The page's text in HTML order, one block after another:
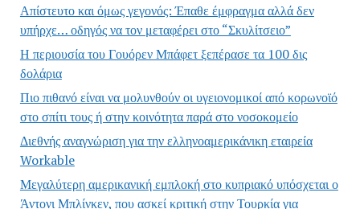
Απίστευτο και όμως γεγονός: Έπαθε έμφραγμα αλλά δεν
υπήρχε… οδηγός να τον μεταφέρει στο “Σκυλίτσειο”
Η περιουσία του Γουόρεν Μπάφετ ξεπέρασε τα 100 δις
δολάρια
Πιο πιθανό είναι να μολυνθούν οι υγειονομικοί από κορωνοϊό
στο σπίτι τους ή στην κοινότητα παρά στο νοσοκομείο
Διεθνής αναγνώριση για την ελληνοαμερικάνικη εταιρεία
Workable
Μεγαλύτερη αμερικανική εμπλοκή στο κυπριακό υπόσχεται ο
Άντονι Μπλίνκεν, που ασκεί κριτική στην Τουρκία για